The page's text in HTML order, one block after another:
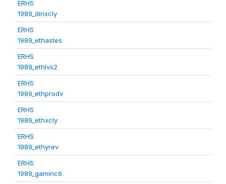
ERHS
1989_dinxcly
ERHS
1989_ethastes
ERHS
1989_ethlvs2
ERHS
1989_ethprodv
ERHS
1989_ethxcly
ERHS
1989_ethyrev
ERHS
1989_gaminc6